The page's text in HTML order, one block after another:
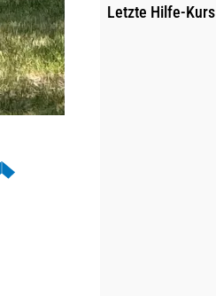
Letzte Hilfe-Kurs